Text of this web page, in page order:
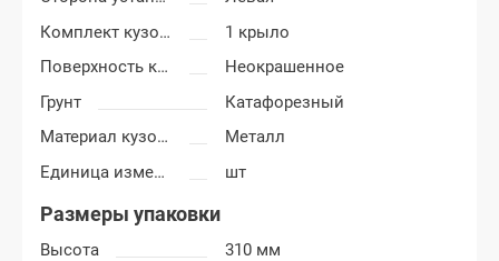
Комплект кузовных деталей
1 крыло
Поверхность крыла
Неокрашенное
Грунт
Катафорезный
Материал кузовных деталей
Металл
Единица измерения
шт
Размеры упаковки
Высота
310 мм